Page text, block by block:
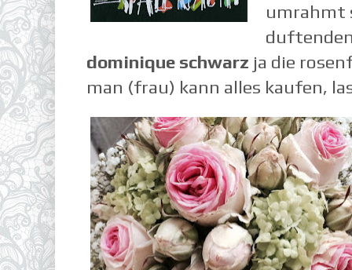
umrahmt
dominique schwarz ja die
man (frau) kann alles kaufen,